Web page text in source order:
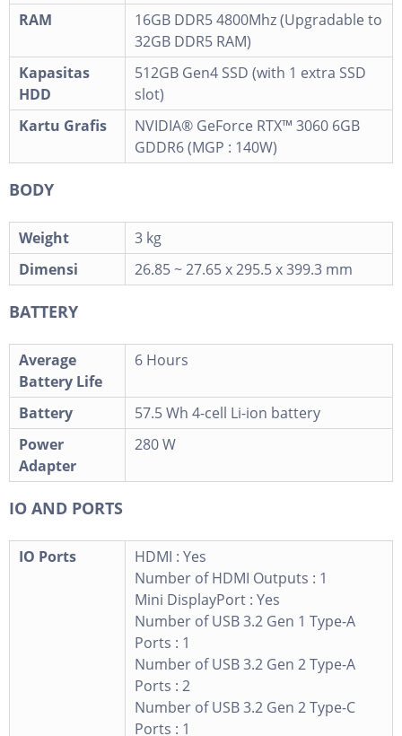
RAM
16GB DDR5 4800Mhz (Upgradable to
32GB DDR5 RAM)
Kapasitas
HDD
512GB Gen4 SSD (with 1 extra SSD
slot)
Kartu Grafis
NVIDIA® GeForce RTX™ 3060 6GB
GDDR6 (MGP : 140W)
BODY
Weight
3 kg
Dimensi
26.85 ~ 27.65 x 295.5 x 399.3 mm
BATTERY
Average
Battery Life
6 Hours
Battery
57.5 Wh 4-cell Li-ion battery
Power
Adapter
280 W
IO AND PORTS
IO Ports
HDMI : Yes
Number of HDMI Outputs : 1
Mini DisplayPort : Yes
Number of USB 3.2 Gen 1 Type-A
Ports : 1
Number of USB 3.2 Gen 2 Type-A
Ports : 2
Number of USB 3.2 Gen 2 Type-C
Ports : 1